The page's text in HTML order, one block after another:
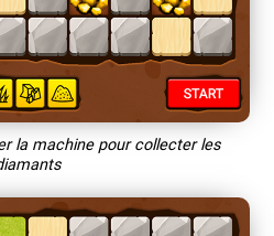
la machine pour collecter les